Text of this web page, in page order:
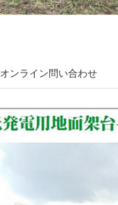
オンライン問い合わせ